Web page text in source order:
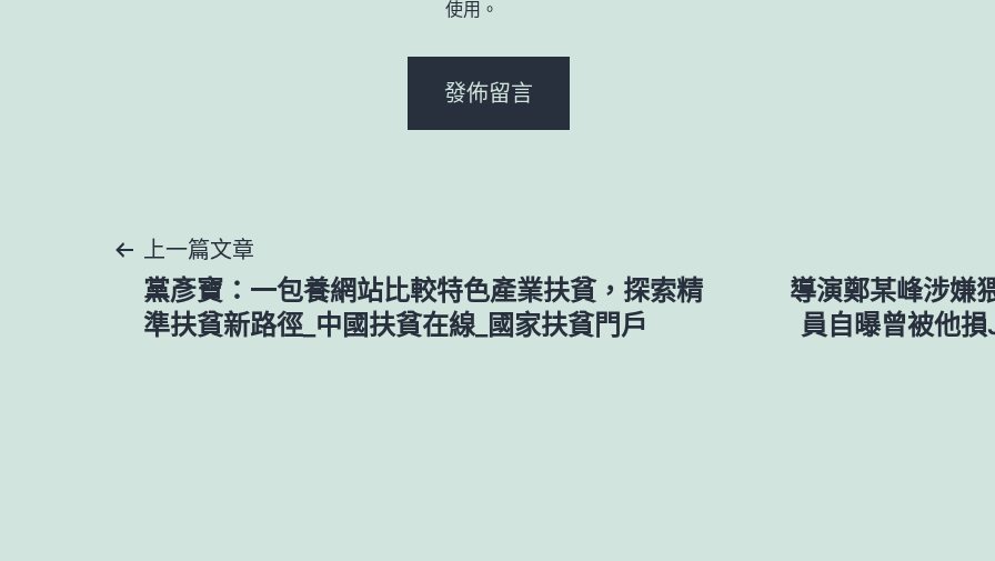
使用。
文
章
上一篇文章
黨彥寶：一包養網站比較特色產業扶貧，探索精
準扶貧新路徑_中國扶貧在線_國家扶貧門戶
導演鄭某峰涉嫌
員自曝曾被他